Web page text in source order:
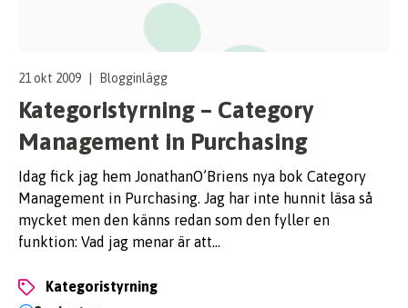
21 okt 2009 Blogginlägg
Kategoristyrning – Category
Management in Purchasing
Idag fick jag hem JonathanO’Briens nya bok Category
Management in Purchasing. Jag har inte hunnit läsa så
mycket men den känns redan som den fyller en
funktion: Vad jag menar är att…
kategoristyrning